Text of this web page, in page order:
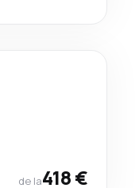
de la418 €